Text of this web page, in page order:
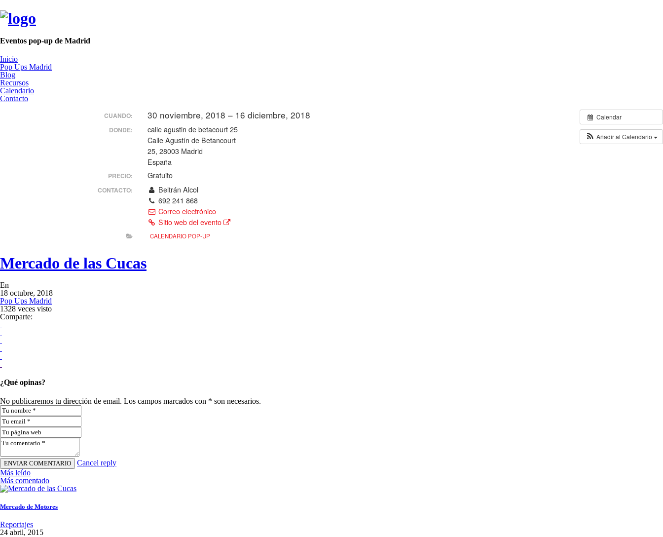
Eventos pop-up de Madrid
Inicio
Pop Ups Madrid
Blog
Recursos
Calendario
Contacto
Calendar
Añadir al Calendario
CUANDO: 30 noviembre, 2018 – 16 diciembre, 2018
DONDE:
calle agustin de betacourt 25
Calle Agustín de Betancourt
25, 28003 Madrid
España
PRECIO: Gratuito
CONTACTO:
Beltrán Alcol
692 241 868
Correo electrónico
Sitio web del evento
CALENDARIO POP-UP
Mercado de las Cucas
En
18 octubre, 2018
Pop Ups Madrid
1328 veces visto
Comparte:
¿Qué opinas?
No publicaremos tu dirección de email. Los campos marcados con * son necesarios.
Cancel reply
Más leído
Más comentado
Mercado de Motores
Reportajes
24 abril, 2015